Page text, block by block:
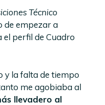
Técnico
de empezar a
perfil de Cuadro
y la falta de tiempo
me agobiaba al
llevadero al